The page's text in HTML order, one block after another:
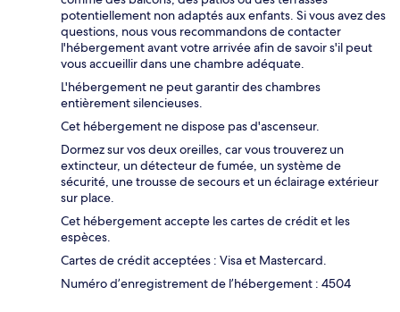
potentiellement non adaptés aux enfants. Si vous avez des
questions, nous vous recommandons de contacter
l'hébergement avant votre arrivée afin de savoir s'il peut
vous accueillir dans une chambre adéquate.
L'hébergement ne peut garantir des chambres
entièrement silencieuses.
Cet hébergement ne dispose pas d'ascenseur.
Dormez sur vos deux oreilles, car vous trouverez un
extincteur, un détecteur de fumée, un système de
sécurité, une trousse de secours et un éclairage extérieur
sur place.
Cet hébergement accepte les cartes de crédit et les
espèces.
Cartes de crédit acceptées : Visa et Mastercard.
Numéro d’enregistrement de l’hébergement : 4504